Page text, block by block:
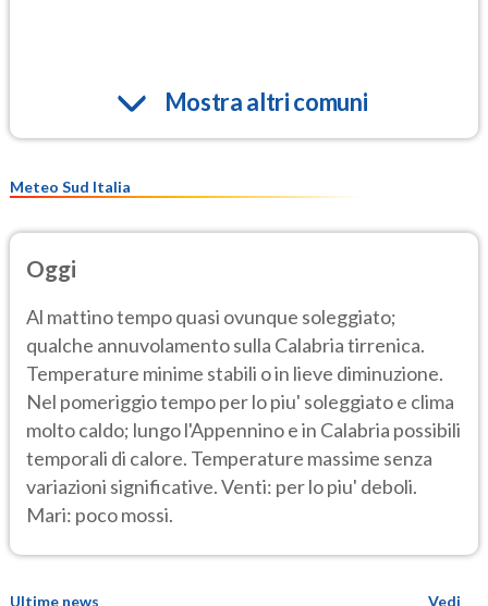
Mostra altri comuni
Meteo Sud Italia
Oggi
Al mattino tempo quasi ovunque soleggiato;
qualche annuvolamento sulla Calabria tirrenica.
Temperature minime stabili o in lieve diminuzione.
Nel pomeriggio tempo per lo piu' soleggiato e clima
molto caldo; lungo l'Appennino e in Calabria possibili
temporali di calore. Temperature massime senza
variazioni significative. Venti: per lo piu' deboli.
Mari: poco mossi.
Ultime news Vedi